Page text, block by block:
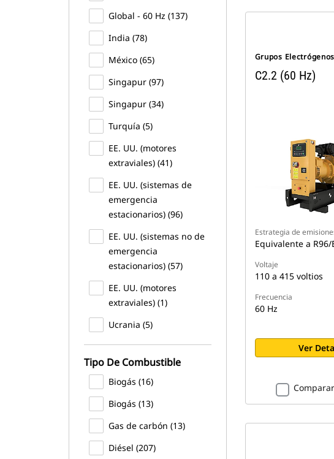
Global - 60 Hz (137)
India (78)
México (65)
Singapur (97)
Singapur (34)
Turquía (5)
EE. UU. (motores
extraviales) (41)
EE. UU. (sistemas de
emergencia
estacionarios) (96)
EE. UU. (sistemas no de
emergencia
estacionarios) (57)
EE. UU. (motores
extraviales) (1)
Ucrania (5)
Tipo De Combustible
Biogás (16)
Biogás (13)
Gas de carbón (13)
Diésel (207)
Grupos
C2.2 (60 Hz)
Estrategia de
Equivalente a R96/
Voltaje
110 a 415 voltios
Frecuencia
60 Hz
Ver